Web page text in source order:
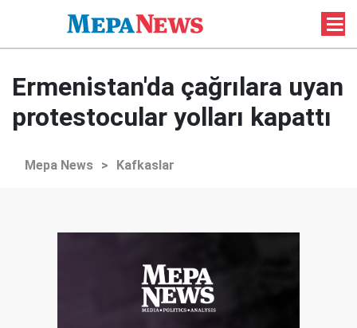
Ermenistan'da çağrılara uyan
protestocular yolları kapattı
Mepa News > Kafkaslar